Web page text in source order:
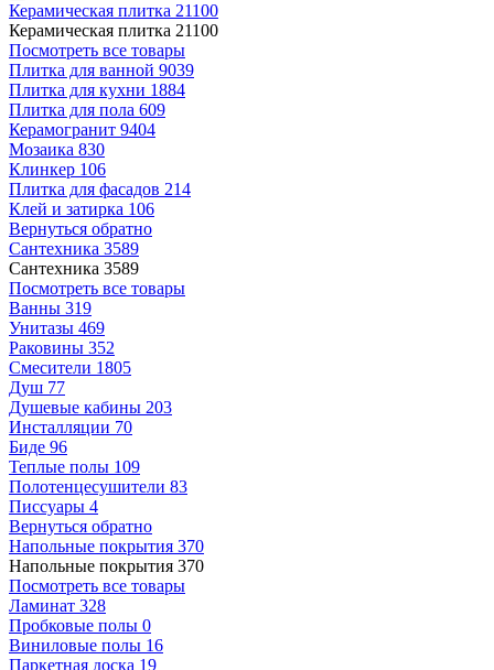
Керамическая плитка 21100
Керамическая плитка 21100
Посмотреть все товары
Плитка для ванной 9039
Плитка для кухни 1884
Плитка для пола 609
Керамогранит 9404
Мозаика 830
Клинкер 106
Плитка для фасадов 214
Клей и затирка 106
Вернуться обратно
Сантехника 3589
Сантехника 3589
Посмотреть все товары
Ванны 319
Унитазы 469
Раковины 352
Смесители 1805
Душ 77
Душевые кабины 203
Инсталляции 70
Биде 96
Теплые полы 109
Полотенцесушители 83
Писсуары 4
Вернуться обратно
Напольные покрытия 370
Напольные покрытия 370
Посмотреть все товары
Ламинат 328
Пробковые полы 0
Виниловые полы 16
Паркетная доска 19